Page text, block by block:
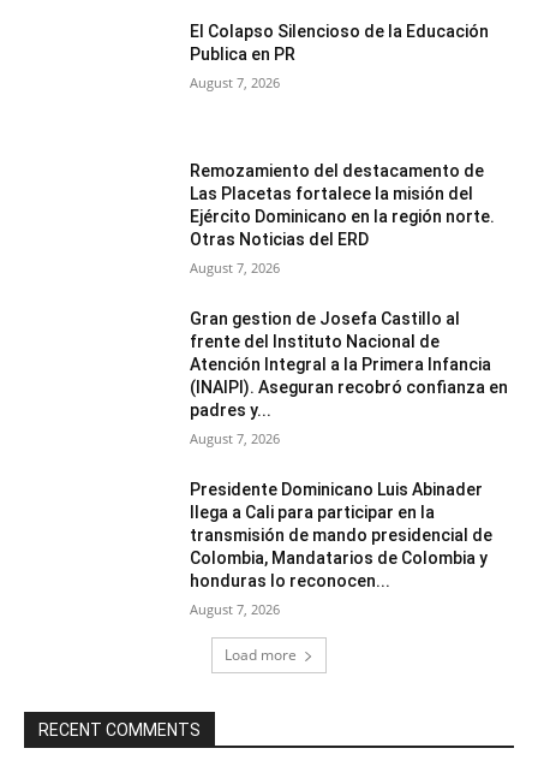
El Colapso Silencioso de la Educación
Publica en PR
August 7, 2026
Remozamiento del destacamento de
Las Placetas fortalece la misión del
Ejército Dominicano en la región norte.
Otras Noticias del ERD
August 7, 2026
Gran gestion de Josefa Castillo al
frente del Instituto Nacional de
Atención Integral a la Primera Infancia
(INAIPI). Aseguran recobró confianza en
padres y...
August 7, 2026
Presidente Dominicano Luis Abinader
llega a Cali para participar en la
transmisión de mando presidencial de
Colombia, Mandatarios de Colombia y
honduras lo reconocen...
August 7, 2026
Load more
RECENT COMMENTS